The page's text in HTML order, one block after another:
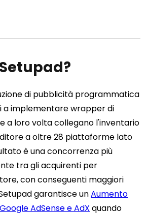
di pubblicità programmatica
a implementare wrapper di
a loro volta collegano l'inventario
a oltre 28 piattaforme lato
è una concorrenza più
tra gli acquirenti per
con conseguenti maggiori
garantisce unAumento
AdSense e AdX quando